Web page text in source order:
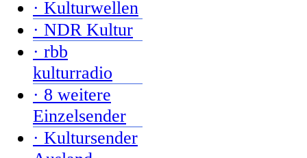
· Kulturwellen
· NDR Kultur
· rbb
kulturradio
· 8 weitere
Einzelsender
· Kultursender